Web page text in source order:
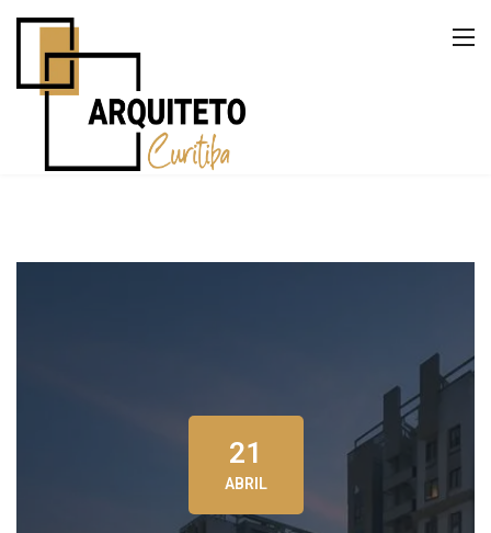
21
ABRIL